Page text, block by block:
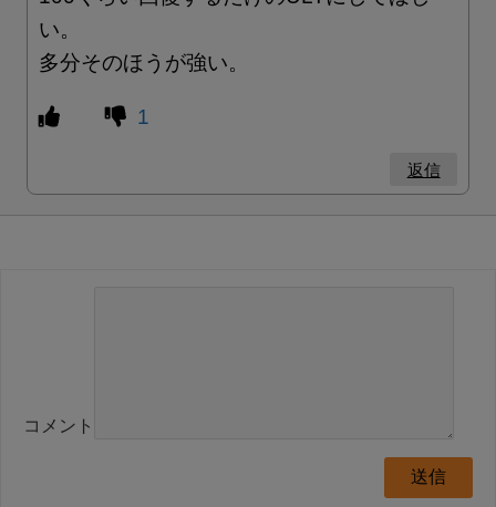
い。
多分そのほうが強い。
1
返信
コメント